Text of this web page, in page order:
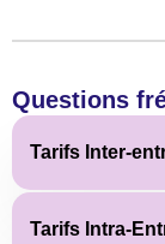
Questions
Tarifs Inter-
Tarifs Intra-